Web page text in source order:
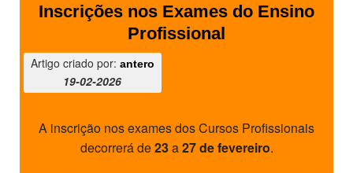
Inscrições nos Exames do Ensino
Profissional
Artigo criado por: antero
19-02-2026
A inscrição nos exames dos Cursos Profissionais
decorrerá de23a27 de fevereiro.